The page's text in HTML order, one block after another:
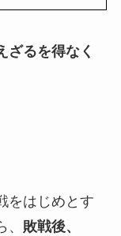
ざるを得なく
をはじめとす
敗戦後、